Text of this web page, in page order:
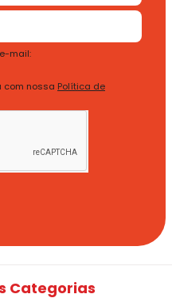
mail:
com nossa Política de
Categorias